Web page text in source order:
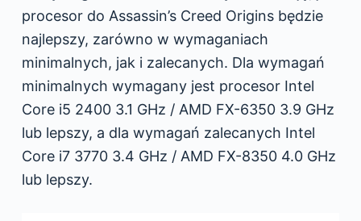
procesor do Assassin’s Creed Origins będzie
najlepszy, zarówno w wymaganiach
minimalnych, jak i zalecanych. Dla wymagań
minimalnych wymagany jest procesor Intel
Core i5 2400 3.1 GHz / AMD FX-6350 3.9 GHz
lub lepszy, a dla wymagań zalecanych Intel
Core i7 3770 3.4 GHz / AMD FX-8350 4.0 GHz
lub lepszy.